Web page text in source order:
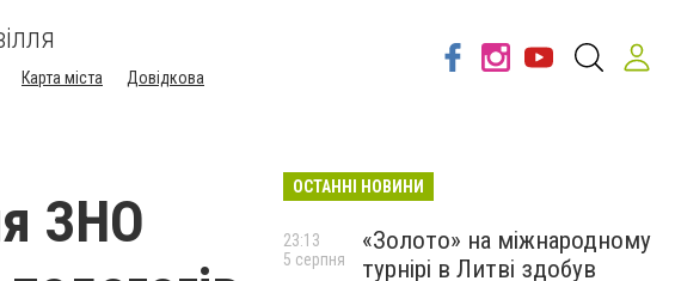
Карта міста Довідкова
ЗНО
ОСТАННІ НОВИНИ
«Золото» на міжнародному
турнірі в Литві здобув
23:13
5 серпня